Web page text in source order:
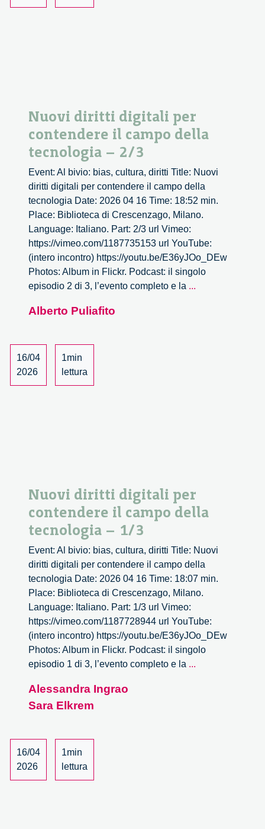
Nuovi diritti digitali per
contendere il campo della
tecnologia – 2/3
Event: Al bivio: bias, cultura, diritti Title: Nuovi
diritti digitali per contendere il campo della
tecnologia Date: 2026 04 16 Time: 18:52 min.
Place: Biblioteca di Crescenzago, Milano.
Language: Italiano. Part: 2/3 url Vimeo:
https://vimeo.com/1187735153 url YouTube:
(intero incontro) https://youtu.be/E36yJOo_DEw
Photos: Album in Flickr. Podcast: il singolo
episodio 2 di 3, l’evento completo e la ...
Alberto Puliafito
16/04
2026
1min
lettura
Nuovi diritti digitali per
contendere il campo della
tecnologia – 1/3
Event: Al bivio: bias, cultura, diritti Title: Nuovi
diritti digitali per contendere il campo della
tecnologia Date: 2026 04 16 Time: 18:07 min.
Place: Biblioteca di Crescenzago, Milano.
Language: Italiano. Part: 1/3 url Vimeo:
https://vimeo.com/1187728944 url YouTube:
(intero incontro) https://youtu.be/E36yJOo_DEw
Photos: Album in Flickr. Podcast: il singolo
episodio 1 di 3, l’evento completo e la ...
Alessandra Ingrao
Sara Elkrem
16/04
2026
1min
lettura